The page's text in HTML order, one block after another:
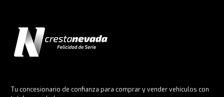
Tu concesionario de confianza para comprar y vender vehículos con